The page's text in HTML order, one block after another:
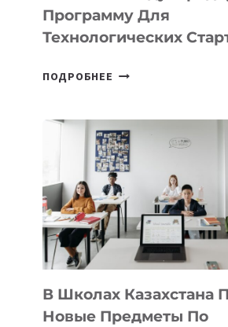
Программу Для
Технологических
ПОДРОБНЕЕ ОТКРЫТ
DEAL
VELOCITY
BY
MOST
—
МЕЖДУНАРОДНУЮ
ПРОГРАММУ
ДЛЯ
ТЕХНОЛОГИЧЕСКИХ
В Школах Казахстана
Новые Предметы По